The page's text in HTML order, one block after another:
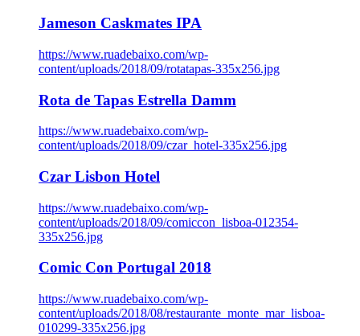
Jameson Caskmates IPA
https://www.ruadebaixo.com/wp-
content/uploads/2018/09/rotatapas-335x256.jpg
Rota de Tapas Estrella Damm
https://www.ruadebaixo.com/wp-
content/uploads/2018/09/czar_hotel-335x256.jpg
Czar Lisbon Hotel
https://www.ruadebaixo.com/wp-
content/uploads/2018/09/comiccon_lisboa-012354-
335x256.jpg
Comic Con Portugal 2018
https://www.ruadebaixo.com/wp-
content/uploads/2018/08/restaurante_monte_mar_lisboa-
010299-335x256.jpg